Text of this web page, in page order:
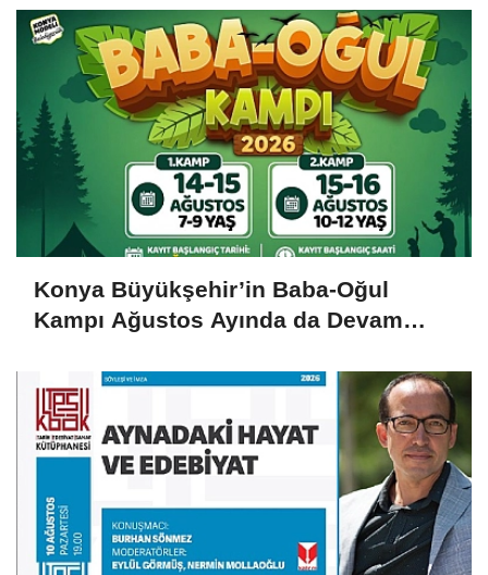
Konya Büyükşehir’in Baba-Oğul
Kampı Ağustos Ayında da Devam